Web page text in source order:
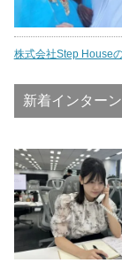
株式会社Step House
新着インター